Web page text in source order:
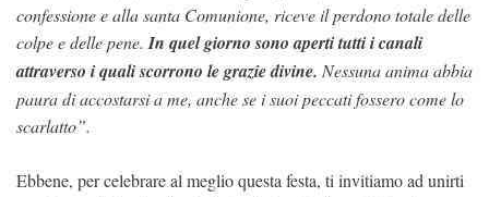
confessione e alla santa Comunione, riceve il perdono totale delle
colpe e delle pene. In quel giorno sono aperti tutti i canali
attraverso i quali scorrono le grazie divine. Nessuna anima abbia
paura di accostarsi a me, anche se i suoi peccati fossero come lo
scarlatto”.
Ebbene, per celebrare al meglio questa festa, ti invitiamo ad unirti